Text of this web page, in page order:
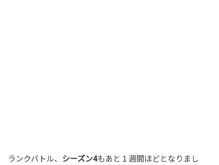
ランクバトル、 シーズン4もあと１週間ほどとなりまし